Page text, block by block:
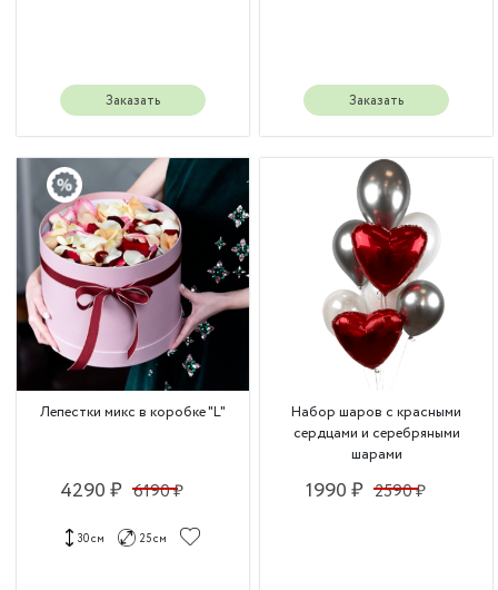
Заказать Заказать
Лепестки микс в коробке "L"
4290 ₽ 6190 ₽
30 см 25 см
Набор шаров с красными
сердцами и серебряными
шарами
1990 ₽ 2590 ₽